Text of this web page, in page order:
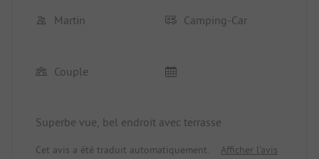
Martin Camping-Car
Couple
Superbe vue, bel endroit avec terrasse
Cet avis a été traduit automatiquement.
Afficher l'avis